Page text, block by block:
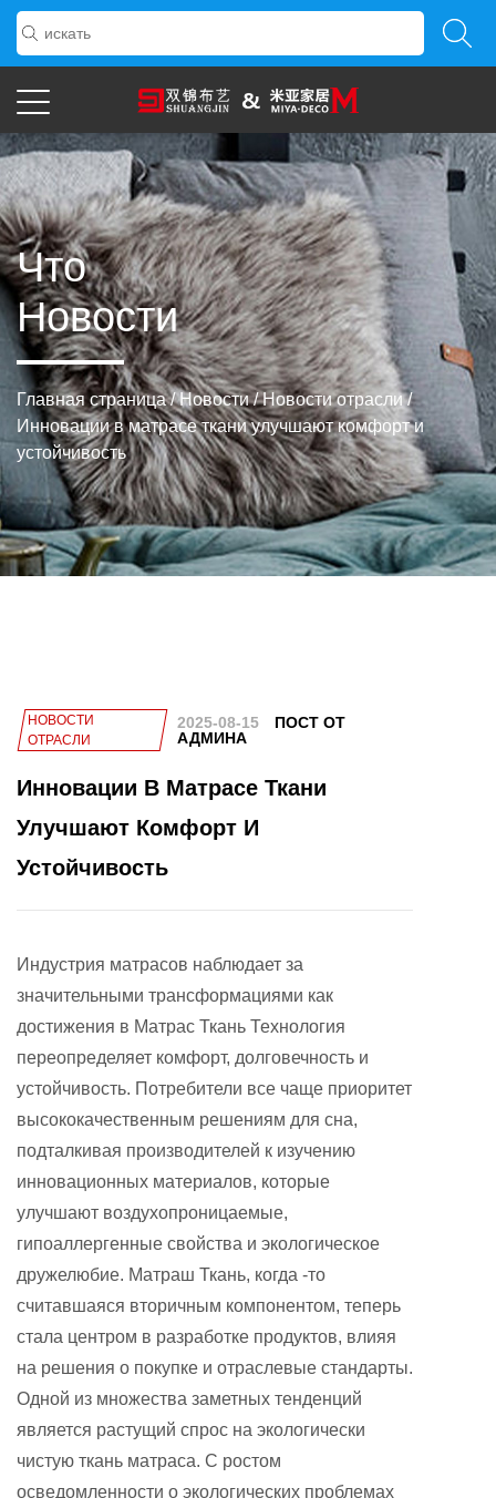
Что
Новости
Главная страница/Новости/Новости отрасли/
Инновации в матрасе ткани улучшают комфорт и
устойчивость
НОВОСТИ
ОТРАСЛИ
2025-08-15
ПОСТ ОТ
АДМИНА
Инновации В Матрасе Ткани
Улучшают Комфорт И
Устойчивость
Индустрия матрасов наблюдает за
значительными трансформациями как
достижения в Матрас Ткань Технология
переопределяет комфорт, долговечность и
устойчивость. Потребители все чаще приоритет
высококачественным решениям для сна,
подталкивая производителей к изучению
инновационных материалов, которые
улучшают воздухопроницаемые,
гипоаллергенные свойства и экологическое
дружелюбие. Матраш Ткань, когда -то
считавшаяся вторичным компонентом, теперь
стала центром в разработке продуктов, влияя
на решения о покупке и отраслевые стандарты.
Одной из множества заметных тенденций
является растущий спрос на экологически
чистую ткань матраса. С ростом
осведомленности о экологических проблемах